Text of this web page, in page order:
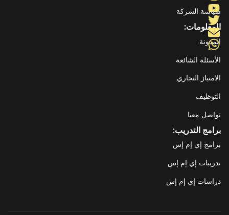
سياسة الشركة
المعلومات:
المدونة
الأسئلة الشائعة
الامتياز التجاري
التوظيف
تواصل معنا
برامج التدريب:
برامج إي إم إس
تدريبات إي إم إس
دراسات إي إم إس